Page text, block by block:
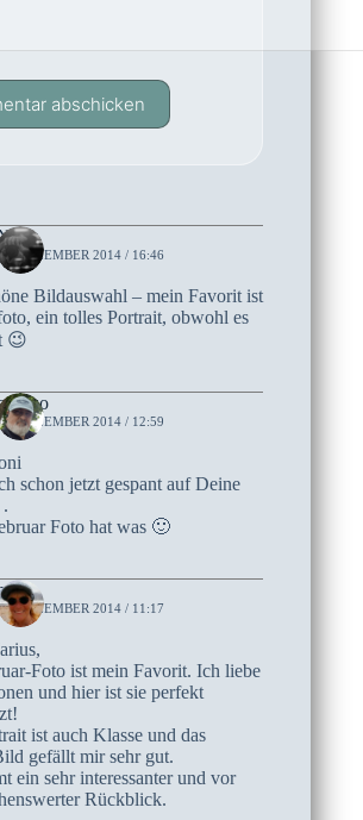
abschicken
DEZEMBER 2014 / 16:46
Bildauswahl – mein Favorit ist
ein tolles Portrait, obwohl es
😉
DEZEMBER 2014 / 12:59
schon jetzt gespant auf Deine
Foto hat was 🙂
DEZEMBER 2014 / 11:17
Foto ist mein Favorit. Ich liebe
und hier ist sie perfekt
ist auch Klasse und das
gefällt mir sehr gut.
ein sehr interessanter und vor
Rückblick.